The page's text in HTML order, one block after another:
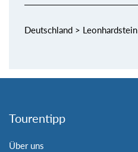
Deutschland > Leonhardstein
Tourentipp
Über uns